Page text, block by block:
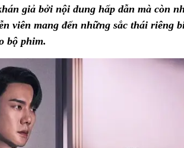
giả bởi nội dung hấp dẫn mà còn
viên mang đến những sắc thái riêng
bộ phim.